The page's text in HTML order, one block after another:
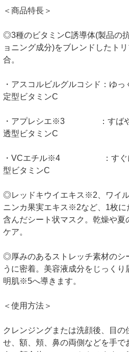
＜商品特長＞
◎3種のビタミンC誘導体(製品の
ョニング成分)をブレンドしたト
合。
・アスコルビルグルコシド：ゆ
定型ビタミンC
・アプレシエ※3 ：すばや
透型ビタミンC
・VCエチル※4 ：すぐに角
型ビタミンC
◎レッドキウイエキス※2、ワイ
ニンカ果実エキス※2など、1枚に
含んだシート状マスク。乾燥や夏
ケア。
◎厚みのあるストレッチ素材のシ
うに密着。美容液成分をじっく
明肌※5へ導きます。
＜使用方法＞
クレンジングまたは洗顔後、目
せ、額、頬、鼻の両側などを手で